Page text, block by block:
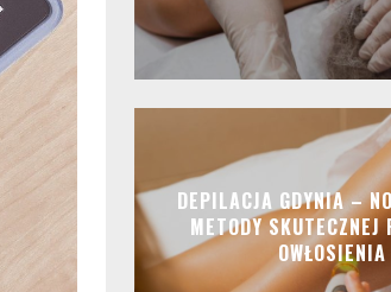
DEPILACJA GDYNIA –
METODY SKUTECZNEJ
OWŁOSIENIA